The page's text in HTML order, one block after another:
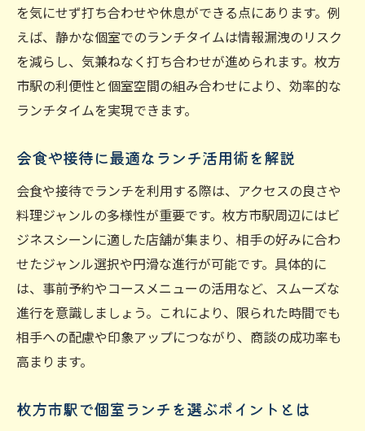
を気にせず打ち合わせや休息ができる点にあります。例
えば、静かな個室でのランチタイムは情報漏洩のリスク
を減らし、気兼ねなく打ち合わせが進められます。枚方
市駅の利便性と個室空間の組み合わせにより、効率的な
ランチタイムを実現できます。
会食や接待に最適なランチ活用術を解説
会食や接待でランチを利用する際は、アクセスの良さや
料理ジャンルの多様性が重要です。枚方市駅周辺にはビ
ジネスシーンに適した店舗が集まり、相手の好みに合わ
せたジャンル選択や円滑な進行が可能です。具体的に
は、事前予約やコースメニューの活用など、スムーズな
進行を意識しましょう。これにより、限られた時間でも
相手への配慮や印象アップにつながり、商談の成功率も
高まります。
枚方市駅で個室ランチを選ぶポイントとは